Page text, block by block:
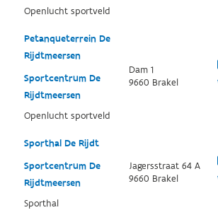
Openlucht sportveld
Petanqueterrein De
Rijdtmeersen
Sportcentrum De
Rijdtmeersen
Openlucht sportveld
Dam 1
9660 Brakel
Sporthal De Rijdt
Sportcentrum De
Rijdtmeersen
Sporthal
Jagersstraat 64 A
9660 Brakel